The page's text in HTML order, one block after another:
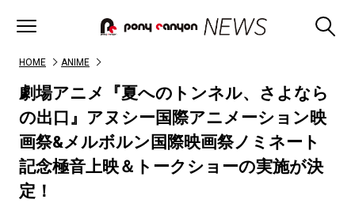
HOME ANIME
劇場アニメ『夏へのトンネル、さよなら
の出口』アヌシー国際アニメーション映
画祭&メルボルン国際映画祭ノミネート
記念極音上映＆トークショーの実施が決
定！